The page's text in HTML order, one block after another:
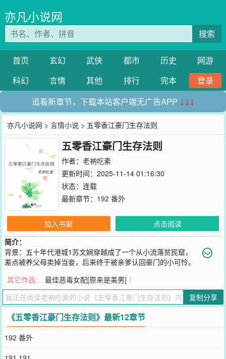
亦凡小说网
搜索
首页 玄幻 武侠 都市 历史
网游
科幻
言情 其他 排行 完本
登录
追看新章节，下载本站客户端无广告APP ↓↓↓
亦凡小说网 >言情小说 > 五零香江豪门生存法则
五零香江豪门生存法则
作者： 老衲吃素
更新时间：2025-11-14 01:16:30
状态：连载
最新章节： 192 番外
加入书架
点击阅读
简介：
背景：五十年代港城1苏文娴穿越成了一个从小流落贫民窟，
差点被养父母卖掉当妾，后来终于被亲爹认回豪门的小可怜。
看，二是要带八百个心眼子，三是要做一个对家族有用的人才能得到
家族的资源。而她这种从小在贫民窑长大的女孩唯一的用处就是为家
族联姻。苏文娴表示：联姻我没兴趣，我更喜欢创业。豪门姐妹嗤之
以鼻，从一个豪门嫁入另一个豪门才是千金小姐的正道。后来，苏文
娴以她超越时代七十年的眼界与手腕让自己的资产在《港城富豪排行
榜》排在了家族的前面。那套豪门生存法则在她身上不适用。2在没被
豪门认回去之前，苏文娴曾经给大佬蒋希慎打工，能力出众的她很快
其它作品： 最佳恶毒女配[原来是美男] /
复制分享
《五零香江豪门生存法则》最新12章节
192 番外